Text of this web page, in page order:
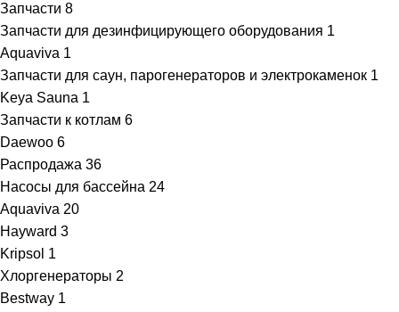
Запчасти 8
Запчасти для дезинфицирующего оборудования 1
Aquaviva 1
Запчасти для саун, парогенераторов и электрокаменок 1
Keya Sauna 1
Запчасти к котлам 6
Daewoo 6
Распродажа 36
Насосы для бассейна 24
Aquaviva 20
Hayward 3
Kripsol 1
Хлоргенераторы 2
Bestway 1